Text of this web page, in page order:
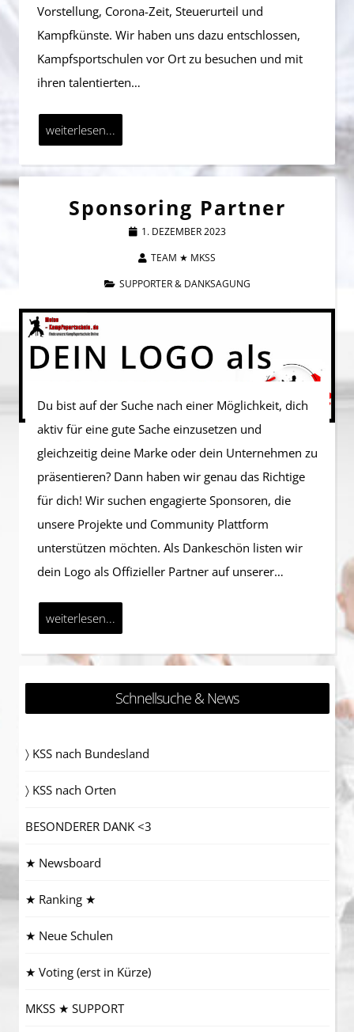
Vorstellung, Corona-Zeit, Steuerurteil und
Kampfkünste. Wir haben uns dazu entschlossen,
Kampfsportschulen vor Ort zu besuchen und mit
ihren talentierten…
weiterlesen...
Sponsoring Partner
1. DEZEMBER 2023
TEAM ★ MKSS
SUPPORTER & DANKSAGUNG
Du bist auf der Suche nach einer Möglichkeit, dich
aktiv für eine gute Sache einzusetzen und
gleichzeitig deine Marke oder dein Unternehmen zu
präsentieren? Dann haben wir genau das Richtige
für dich! Wir suchen engagierte Sponsoren, die
unsere Projekte und Community Plattform
unterstützen möchten. Als Dankeschön listen wir
dein Logo als Offizieller Partner auf unserer…
weiterlesen...
Schnellsuche & News
〉 KSS nach Bundesland
〉 KSS nach Orten
BESONDERER DANK <3
★ Newsboard
★ Ranking ★
★ Neue Schulen
★ Voting (erst in Kürze)
MKSS ★ SUPPORT